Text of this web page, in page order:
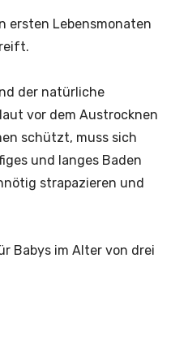
ersten Lebensmonaten
der natürliche
vor dem Austrocknen
schützt, muss sich
und langes Baden
strapazieren und
Babys im Alter von drei